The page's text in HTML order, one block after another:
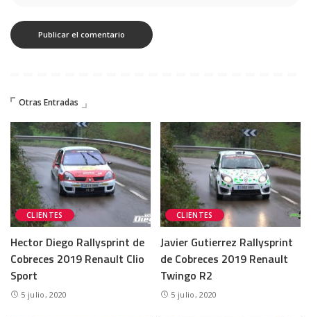
Otras Entradas
CLIENTES
Hector Diego Rallysprint de
Cobreces 2019 Renault Clio
Sport
5 julio, 2020
CLIENTES
Javier Gutierrez Rallysprint
de Cobreces 2019 Renault
Twingo R2
5 julio, 2020